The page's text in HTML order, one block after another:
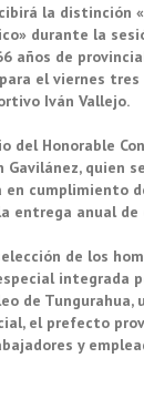
la distinción
durante la
años de
el viernes
Iván Vallejo.
del Honorable
Gavilánez, quien
cumplimiento
entrega anual de
de los
integrada
de Tungurahua,
el prefecto
y